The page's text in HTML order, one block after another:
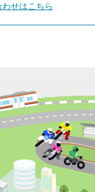
わせはこちら